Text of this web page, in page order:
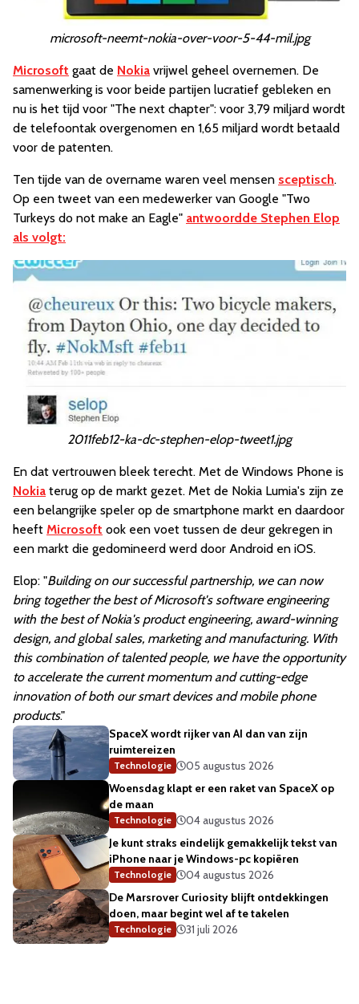
microsoft-neemt-nokia-over-voor-5-44-mil.jpg
Microsoft gaat de Nokia vrijwel geheel overnemen. De
samenwerking is voor beide partijen lucratief gebleken en
nu is het tijd voor "The next chapter": voor 3,79 miljard wordt
de telefoontak overgenomen en 1,65 miljard wordt betaald
voor de patenten.
Ten tijde van de overname waren veel mensen sceptisch.
Op een tweet van een medewerker van Google "Two
Turkeys do not make an Eagle" antwoordde Stephen Elop
als volgt:
2011feb12-ka-dc-stephen-elop-tweet1.jpg
En dat vertrouwen bleek terecht. Met de Windows Phone is
Nokia terug op de markt gezet. Met de Nokia Lumia's zijn ze
een belangrijke speler op de smartphone markt en daardoor
heeft Microsoft ook een voet tussen de deur gekregen in
een markt die gedomineerd werd door Android en iOS.
Elop: "Building on our successful partnership, we can now
bring together the best of Microsoft's software engineering
with the best of Nokia's product engineering, award-winning
design, and global sales, marketing and manufacturing. With
this combination of talented people, we have the opportunity
to accelerate the current momentum and cutting-edge
innovation of both our smart devices and mobile phone
products."
SpaceX wordt rijker van AI dan van zijn
ruimtereizen
Technologie
05 augustus 2026
Woensdag klapt er een raket van SpaceX op
de maan
Technologie
04 augustus 2026
Je kunt straks eindelijk gemakkelijk tekst van
iPhone naar je Windows-pc kopiëren
Technologie
04 augustus 2026
De Marsrover Curiosity blijft ontdekkingen
doen, maar begint wel af te takelen
Technologie 31 juli 2026